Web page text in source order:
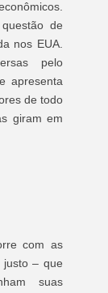
de
nos EUA.
pelo
apresenta
de todo
giram em
com as
– que
suas